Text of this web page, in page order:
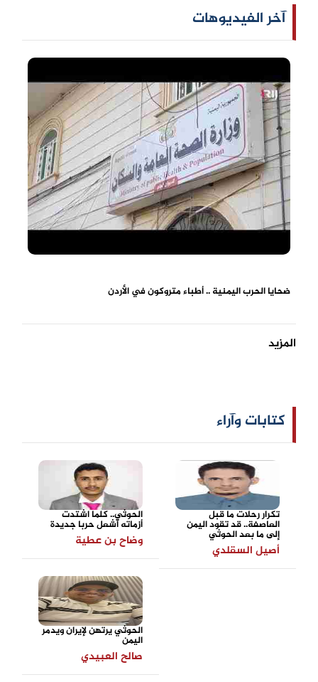
آخر الفيديوهات
ضحايا الحرب اليمنية .. أطباء متروكون في الأردن
المزيد
كتابات وآراء
تكرار رحلات ما قبل
العاصفة.. قد تقود اليمن
إلى ما بعد الحوثي
أصيل السقلدي
الحوثي.. كلما اشتدت
أزماته أشعل حربا جديدة
وضاح بن عطية
الحوثي يرتهن لإيران ويدمر
اليمن
صالح العبيدي